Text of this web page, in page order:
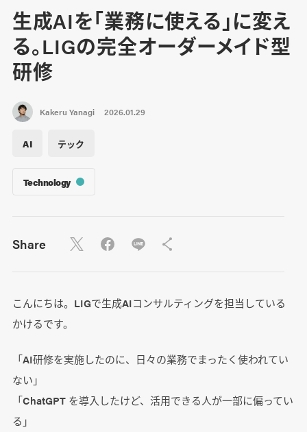
生成AIを「業務に使える」に変え
る。LIGの完全オーダーメイド型
研修
Kakeru Yanagi 2026.01.29
AI テック
Technology
Share
こんにちは。LIGで生成AIコンサルティングを担当している
かけるです。
「AI研修を実施したのに、日々の業務でまったく使われてい
ない」
「ChatGPT を導入したけど、活用できる人が一部に偏ってい
る」